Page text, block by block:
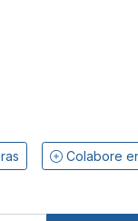
Colabore